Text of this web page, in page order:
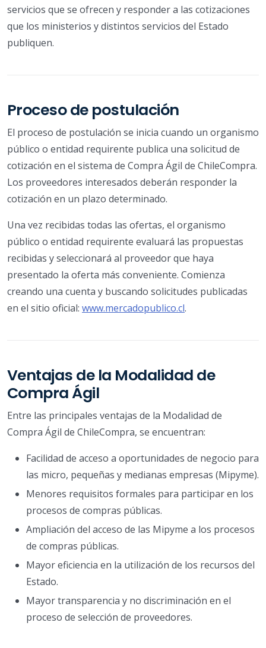
servicios que se ofrecen y responder a las cotizaciones
que los ministerios y distintos servicios del Estado
publiquen.
Proceso de postulación
El proceso de postulación se inicia cuando un organismo
público o entidad requirente publica una solicitud de
cotización en el sistema de Compra Ágil de ChileCompra.
Los proveedores interesados deberán responder la
cotización en un plazo determinado.
Una vez recibidas todas las ofertas, el organismo
público o entidad requirente evaluará las propuestas
recibidas y seleccionará al proveedor que haya
presentado la oferta más conveniente. Comienza
creando una cuenta y buscando solicitudes publicadas
en el sitio oficial: www.mercadopublico.cl.
Ventajas de la Modalidad de
Compra Ágil
Entre las principales ventajas de la Modalidad de
Compra Ágil de ChileCompra, se encuentran:
Facilidad de acceso a oportunidades de negocio para
las micro, pequeñas y medianas empresas (Mipyme).
Menores requisitos formales para participar en los
procesos de compras públicas.
Ampliación del acceso de las Mipyme a los procesos
de compras públicas.
Mayor eficiencia en la utilización de los recursos del
Estado.
Mayor transparencia y no discriminación en el
proceso de selección de proveedores.